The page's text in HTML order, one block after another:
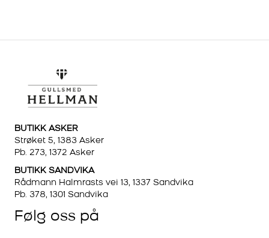
BUTIKK ASKER
Strøket 5, 1383 Asker
Pb. 273, 1372 Asker
BUTIKK SANDVIKA
Rådmann Halmrasts vei 13, 1337 Sandvika
Pb. 378, 1301 Sandvika
Følg oss på